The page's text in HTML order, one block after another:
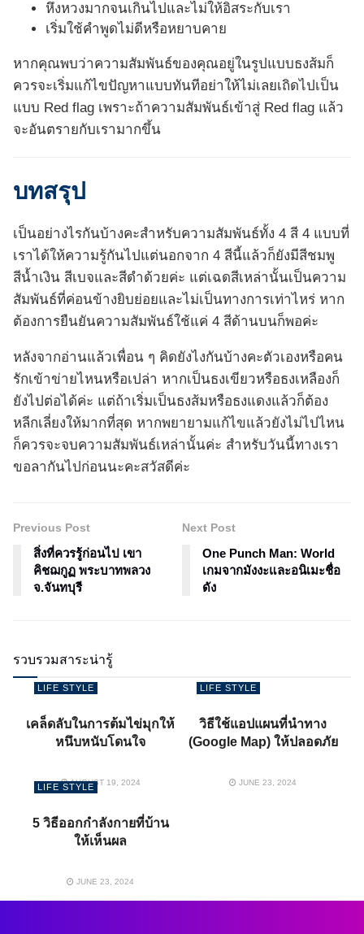
หึงหวงมากจนเกินไปและไม่ให้อิสระกับเรา
เริ่มใช้คำพูดไม่ดีหรือหยาบคาย
หากคุณพบว่าความสัมพันธ์ของคุณอยู่ในรูปแบบธงส้มก็
ควรจะเริ่มแก้ไขปัญหาแบบทันทีอย่าให้ไม่เลยเถิดไปเป็น
แบบ Red flag เพราะถ้าความสัมพันธ์เข้าสู่ Red flag แล้ว
จะอันตรายกับเรามากขึ้น
บทสรุป
เป็นอย่างไรกันบ้างคะสำหรับความสัมพันธ์ทั้ง 4 สี 4 แบบที่
เราได้ให้ความรู้กันไปแต่นอกจาก 4 สีนี้แล้วก็ยังมีสีชมพู
สีน้ำเงิน สีเบจและสีดำด้วยค่ะ แต่เฉดสีเหล่านั้นเป็นความ
สัมพันธ์ที่ค่อนข้างยิบย่อยและไม่เป็นทางการเท่าไหร่ หาก
ต้องการยืนยันความสัมพันธ์ใช้แค่ 4 สีด้านบนก็พอค่ะ
หลังจากอ่านแล้วเพื่อน ๆ คิดยังไงกันบ้างคะตัวเองหรือคน
รักเข้าข่ายไหนหรือเปล่า หากเป็นธงเขียวหรือธงเหลืองก็
ยังไปต่อได้ค่ะ แต่ถ้าเริ่มเป็นธงส้มหรือธงแดงแล้วก็ต้อง
หลีกเลี่ยงให้มากที่สุด หากพยายามแก้ไขแล้วยังไม่ไปไหน
ก็ควรจะจบความสัมพันธ์เหล่านั้นค่ะ สำหรับวันนี้ทางเรา
ขอลากันไปก่อนนะคะสวัสดีค่ะ
Previous Post
สิ่งที่ควรรู้ก่อนไป เขา
คิชฌกูฏ พระบาทพลวง
จ.จันทบุรี
Next Post
One Punch Man: World
เกมจากมังงะและอนิเมะชื่อ
ดัง
รวบรวมสาระน่ารู้
LIFE STYLE
เคล็ดลับในการต้มไข่มุกให้
หนึบหนับโดนใจ
AUGUST 19, 2024
LIFE STYLE
วิธีใช้แอปแผนที่นำทาง
(Google Map) ให้ปลอดภัย
JUNE 23, 2024
LIFE STYLE
5 วิธีออกกำลังกายที่บ้าน
ให้เห็นผล
JUNE 23, 2024